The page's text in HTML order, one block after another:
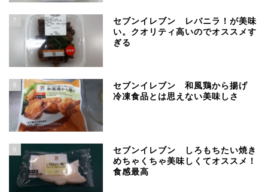
7
セブンイレブン レバニラ！が美味
い。クオリティ高いのでオススメす
ぎる
8
セブンイレブン 和風鶏から揚げ
冷凍食品とは思えない美味しさ
9
セブンイレブン しろもちたい焼き
めちゃくちゃ美味しくてオススメ！
食感最高